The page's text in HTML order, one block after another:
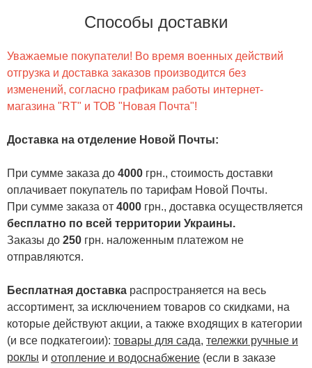
Способы доставки
Уважаемые покупатели! Во время военных действий
отгрузка и доставка заказов производится без
изменений, согласно графикам работы интернет-
магазина "RT" и ТОВ "Новая Почта"!
Доставка на отделение Новой Почты:
При сумме заказа до 4000 грн., стоимость доставки
оплачивает покупатель по тарифам Новой Почты.
При сумме заказа от 4000 грн., доставка осуществляется
бесплатно по всей территории Украины.
Заказы до 250 грн. наложенным платежом не
отправляются.
Бесплатная доставка распространяется на весь
ассортимент, за исключением товаров со скидками, на
которые действуют акции, а также входящих в категории
(и все подкатегоии): товары для сада, тележки ручные и
роклы и отопление и водоснабжение (если в заказе